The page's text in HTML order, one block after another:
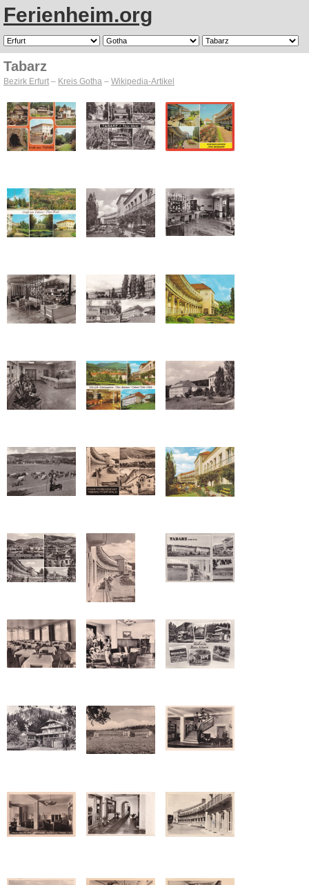
Ferienheim.org
Tabarz
Bezirk Erfurt – Kreis Gotha – Wikipedia-Artikel